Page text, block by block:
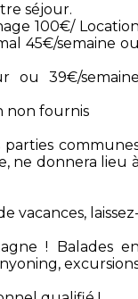
séjour.
100€/
45€/semaine
ou 39€/
non fournis
ne donnera lieu
vacances,
! Balades